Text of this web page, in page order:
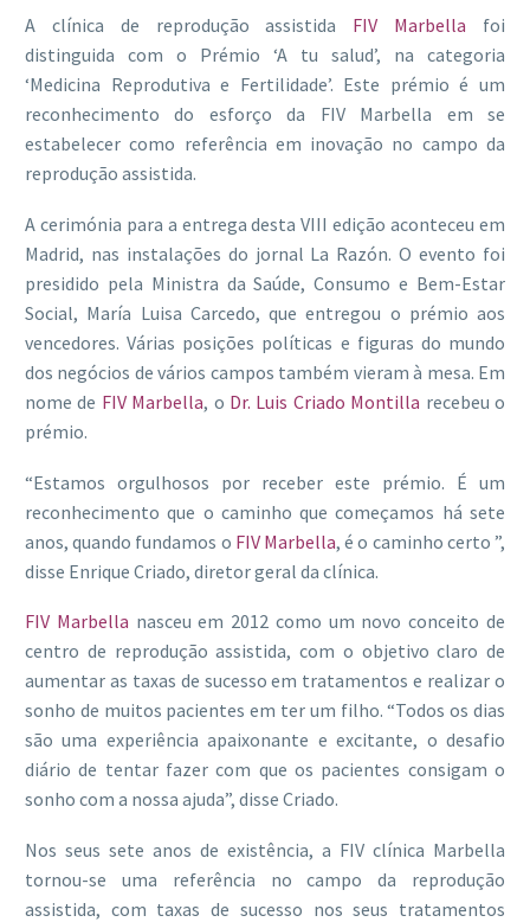
A clínica de reprodução assistida FIV Marbella foi
distinguida com o Prémio ‘A tu salud’, na categoria
‘Medicina Reprodutiva e Fertilidade’. Este prémio é um
reconhecimento do esforço da FIV Marbella em se
estabelecer como referência em inovação no campo da
reprodução assistida.
A cerimónia para a entrega desta VIII edição aconteceu em
Madrid, nas instalações do jornal La Razón. O evento foi
presidido pela Ministra da Saúde, Consumo e Bem-Estar
Social, María Luisa Carcedo, que entregou o prémio aos
vencedores. Várias posições políticas e figuras do mundo
dos negócios de vários campos também vieram à mesa. Em
nome de FIV Marbella, o Dr. Luis Criado Montilla recebeu o
prémio.
“Estamos orgulhosos por receber este prémio. É um
reconhecimento que o caminho que começamos há sete
anos, quando fundamos o FIV Marbella, é o caminho certo ”,
disse Enrique Criado, diretor geral da clínica.
FIV Marbella nasceu em 2012 como um novo conceito de
centro de reprodução assistida, com o objetivo claro de
aumentar as taxas de sucesso em tratamentos e realizar o
sonho de muitos pacientes em ter um filho. “Todos os dias
são uma experiência apaixonante e excitante, o desafio
diário de tentar fazer com que os pacientes consigam o
sonho com a nossa ajuda”, disse Criado.
Nos seus sete anos de existência, a FIV clínica Marbella
tornou-se uma referência no campo da reprodução
assistida, com taxas de sucesso nos seus tratamentos